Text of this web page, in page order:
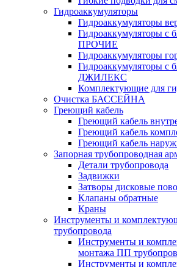
Гидроаккумуляторы
Гидроаккумуляторы
Гидроаккумуляторы с
ПРОЧИЕ
Гидроаккумуляторы
Гидроаккумуляторы с
ДЖИЛЕКС
Комплектующие для
Очистка БАССЕЙНА
Греющий кабель
Греющий кабель
Греющий кабель
Греющий кабель
Запорная трубопроводная
Детали трубопровода
Задвижки
Затворы дисковые
Клапаны обратные
Краны
Инструменты и
трубопровода
Инструменты и
монтажа ПП
Инструменты и